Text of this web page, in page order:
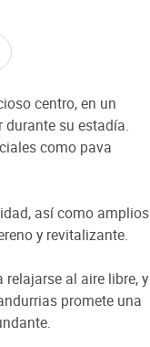
centro, en un
su estadía.
como pava
así como amplios
y revitalizante.
al aire libre, y
promete una